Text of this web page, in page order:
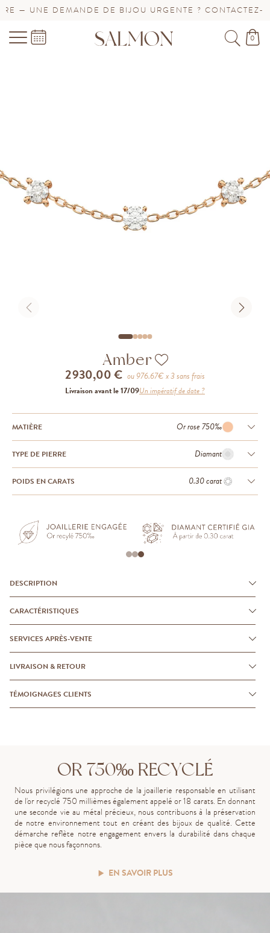
— UNE DEMANDE DE BIJOU URGENTE ? CONTACTEZ-
0
Amber
2 930,00 € ou976.67€ x 3 sans frais
Livraison avant le 17/09Un impératif de date ?
MATIÈRE Or rose 750‰
TYPE DE PIERRE Diamant
POIDS EN CARATS 0.30 carat
DESCRIPTION
CARACTÉRISTIQUES
SERVICES APRÈS-VENTE
LIVRAISON & RETOUR
TÉMOIGNAGES CLIENTS
OR 750‰ RECYCLÉ
Nous privilégions une approche de la joaillerie responsable en utilisant
de l'or recyclé 750 millièmes également appelé or 18 carats. En donnant
une seconde vie au métal précieux, nous contribuons à la préservation
de notre environnement tout en créant des bijoux de qualité. Cette
démarche reflète notre engagement envers la durabilité dans chaque
pièce que nous façonnons.
EN SAVOIR PLUS